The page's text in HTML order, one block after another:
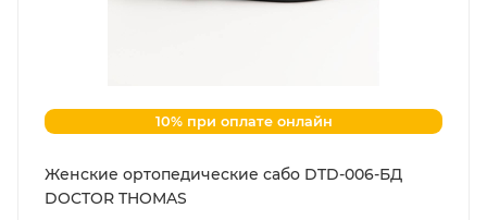
10% при оплате онлайн
Женские ортопедические сабо DTD-006-БД
DOCTOR THOMAS